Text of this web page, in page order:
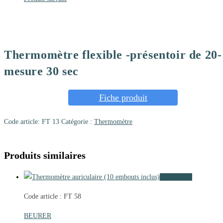
Thermomètre flexible -présentoir de 20-
mesure 30 sec
Fiche produit
Code article: FT 13 Catégorie : Thermomètre
Produits similaires
Code article : FT 58
BEURER